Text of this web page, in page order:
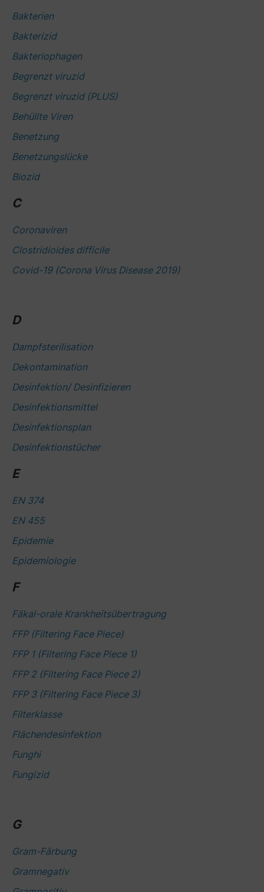
Bakterien
Bakterizid
Bakteriophagen
Begrenzt viruzid
Begrenzt viruzid (PLUS)
Behüllte Viren
Benetzung
Benetzungslücke
Biozid
C
Coronaviren
Clostridioides difficile
Covid-19 (Corona Virus Disease 2019)
D
Dampfsterilisation
Dekontamination
Desinfektion/ Desinfizieren
Desinfektionsmittel
Desinfektionsplan
Desinfektionstücher
E
EN 374
EN 455
Epidemie
Epidemiologie
F
Fäkal-orale Krankheitsübertragung
FFP (Filtering Face Piece)
FFP 1 (Filtering Face Piece 1)
FFP 2 (Filtering Face Piece 2)
FFP 3 (Filtering Face Piece 3)
Filterklasse
Flächendesinfektion
Funghi
Fungizid
G
Gram-Färbung
Gramnegativ